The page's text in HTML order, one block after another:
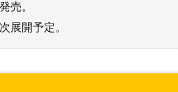
売。
展開予定。